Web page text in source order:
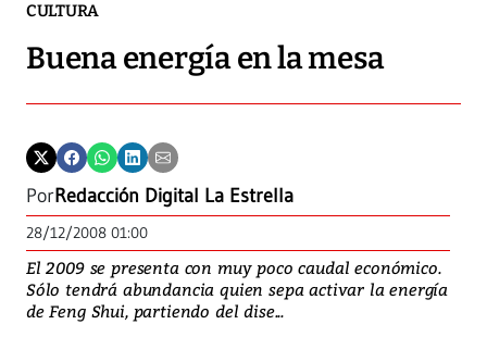
CULTURA
Buena energía en la mesa
PorRedacción Digital La Estrella
28/12/2008 01:00
El 2009 se presenta con muy poco caudal económico.
Sólo tendrá abundancia quien sepa activar la energía
de Feng Shui, partiendo del dise...